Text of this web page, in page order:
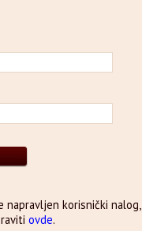
napravljen korisnički nalog,
ovde.